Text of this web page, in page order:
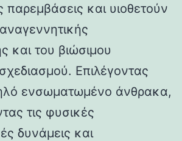
παρεμβάσεις και υιοθετούν
και του βιώσιμου
Επιλέγοντας
ενσωματωμένο άνθρακα,
τις φυσικές
δυνάμεις και